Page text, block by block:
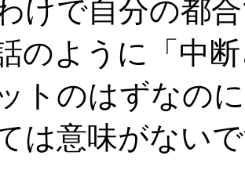
けで自分の都
のように「中
トのはずなの
は意味がない